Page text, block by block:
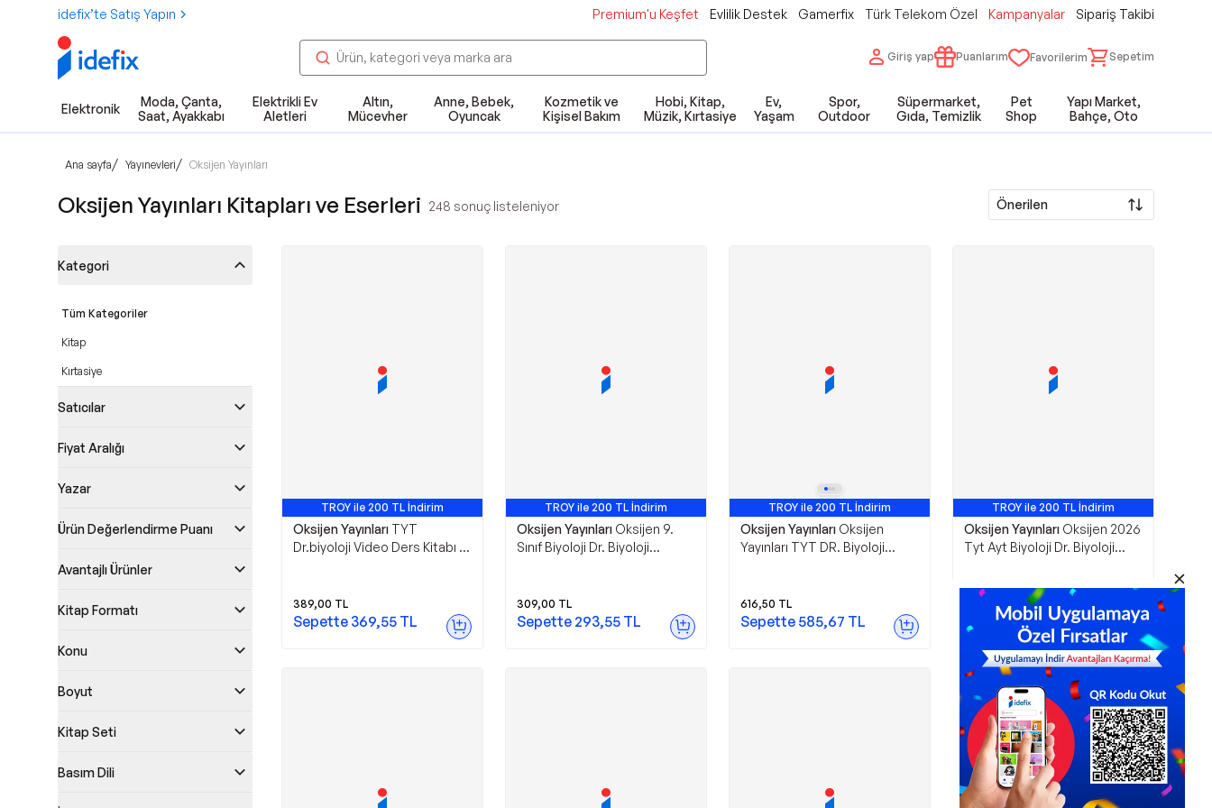
idefix’te Satış Yapın Premium'u Keşfet Evlilik Destek Gamerfix Türk Telekom Özel Kampanyalar Sipariş Takibi
Giriş yap Puanlarım Favorilerim Sepetim
Elektronik
Moda, Çanta,
Saat, Ayakkabı
Elektrikli Ev
Aletleri
Altın,
Mücevher
Anne, Bebek,
Oyuncak
Kozmetik ve
Kişisel Bakım
Hobi, Kitap,
Müzik, Kırtasiye
Ev,
Yaşam
Spor,
Outdoor
Süpermarket,
Gıda, Temizlik
Pet
Shop
Yapı Market,
Bahçe, Oto
Ana sayfa/ Yayınevleri/ Oksijen Yayınları
Oksijen Yayınları Kitapları ve Eserleri 248 sonuç listeleniyor Önerilen
Kategori
Tüm Kategoriler
Kitap
Kırtasiye
Satıcılar
Fiyat Aralığı
Yazar
Ürün Değerlendirme Puanı
Avantajlı Ürünler
Kitap Formatı
Konu
Boyut
Kitap Seti
Basım Dili
TROY ile 200 TL İndirim
Oksijen Yayınları TYT
Dr.biyoloji Video Ders Kitabı -
389,00 TL
Sepette 369,55 TL
TROY ile 200 TL İndirim
Oksijen Yayınları Oksijen 9.
Sınıf Biyoloji Dr. Biyoloji
309,00 TL
Sepette 293,55 TL
TROY ile 200 TL İndirim
Oksijen Yayınları Oksijen
Yayınları TYT DR. Biyoloji
616,50 TL
Sepette 585,67 TL
TROY ile 200 TL İndirim
Oksijen Yayınları Oksijen 2026
Tyt Ayt Biyoloji Dr. Biyoloji
1.155,00 TL
Sepette1.097,25TL